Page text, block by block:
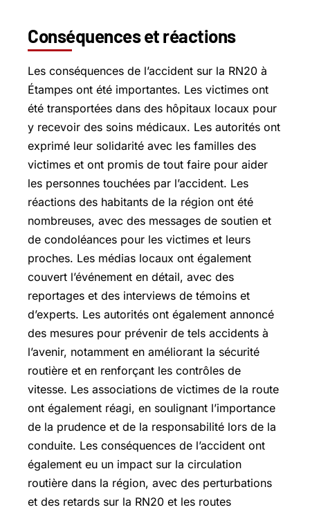
Conséquences et réactions
Les conséquences de l’accident sur la RN20 à
Étampes ont été importantes. Les victimes ont
été transportées dans des hôpitaux locaux pour
y recevoir des soins médicaux. Les autorités ont
exprimé leur solidarité avec les familles des
victimes et ont promis de tout faire pour aider
les personnes touchées par l’accident. Les
réactions des habitants de la région ont été
nombreuses, avec des messages de soutien et
de condoléances pour les victimes et leurs
proches. Les médias locaux ont également
couvert l’événement en détail, avec des
reportages et des interviews de témoins et
d’experts. Les autorités ont également annoncé
des mesures pour prévenir de tels accidents à
l’avenir, notamment en améliorant la sécurité
routière et en renforçant les contrôles de
vitesse. Les associations de victimes de la route
ont également réagi, en soulignant l’importance
de la prudence et de la responsabilité lors de la
conduite. Les conséquences de l’accident ont
également eu un impact sur la circulation
routière dans la région, avec des perturbations
et des retards sur la RN20 et les routes